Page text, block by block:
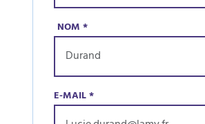
NOM*
E-MAIL*